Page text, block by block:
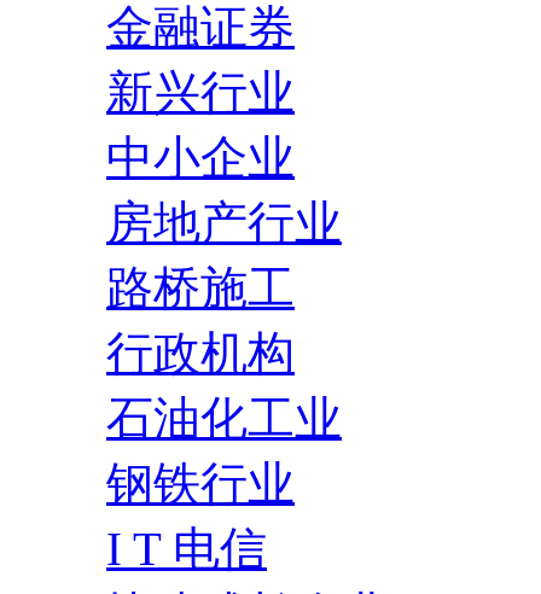
金融证券
新兴行业
中小企业
房地产行业
路桥施工
行政机构
石油化工业
钢铁行业
I T 电信